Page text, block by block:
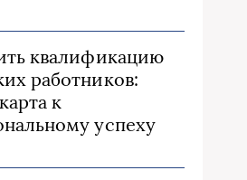
квалификацию
работников:
к
успеху